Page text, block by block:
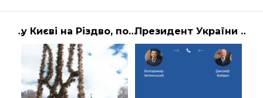
​Лікарняний для вагітних українок за кордоном — процедуру спрощено. у Києві на Різдво, побивши рекорд України — фото — новини 1+1 — Київ Президент України Володимир Зеленський провів третю за останній час телефонну … | АЛИБИ